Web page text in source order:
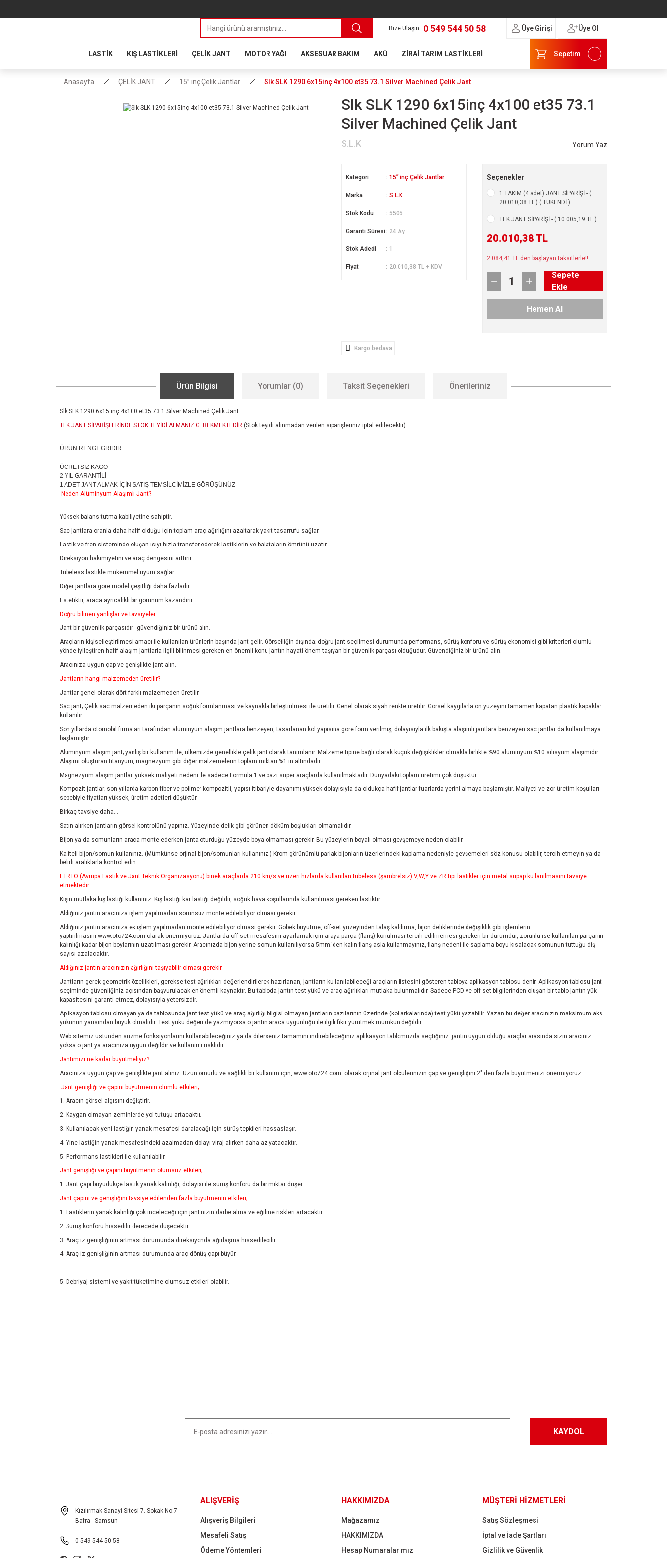
Bize Ulaşın 0 549 544 50 58 Üye Girişi Üye Ol
LASTİK KIŞ LASTİKLERİ ÇELİK JANT MOTOR YAĞI AKSESUAR BAKIM AKÜ ZİRAİ TARIM LASTİKLERİ Sepetim
Anasayfa ÇELİK JANT 15” inç Çelik Jantlar Slk SLK 1290 6x15inç 4x100 et35 73.1 Silver Machined Çelik Jant
Slk SLK 1290 6x15inç 4x100 et35 73.1
Silver Machined Çelik Jant
S.L.K Yorum Yaz
Kategori 15” inç Çelik Jantlar
Marka S.L.K
Stok Kodu 5505
Garanti Süresi 24 Ay
Stok Adedi 1
Fiyat 20.010,38 TL + KDV
Seçenekler
1 TAKIM (4 adet) JANT SİPARİŞİ - (
20.010,38 TL ) ( TÜKENDİ )
TEK JANT SİPARİŞİ - ( 10.005,19 TL )
20.010,38 TL
2.084,41 TL den başlayan taksitlerle!!
Sepete
Ekle
Hemen Al
Kargo bedava
Ürün Bilgisi Yorumlar (0) Taksit Seçenekleri Önerileriniz
Slk SLK 1290 6x15 inç 4x100 et35 73.1 Silver Machined Çelik Jant
TEK JANT SİPARİŞLERİNDE STOK TEYİDİ ALMANIZ GEREKMEKTEDİR.(Stok teyidi alınmadan verilen siparişleriniz iptal edilecektir)
ÜRÜN RENGİ GRİDİR.
ÜCRETSİZ KAGO
2 YIL GARANTİLİ
1 ADET JANT ALMAK İÇİN SATIŞ TEMSİLCİMİZLE GÖRÜŞÜNÜZ
Neden Alüminyum Alaşımlı Jant?
Yüksek balans tutma kabiliyetine sahiptir.
Sac jantlara oranla daha hafif olduğu için toplam araç ağırlığını azaltarak yakıt tasarrufu sağlar.
Lastik ve fren sisteminde oluşan ısıyı hızla transfer ederek lastiklerin ve balataların ömrünü uzatır.
Direksiyon hakimiyetini ve araç dengesini arttırır.
Tubeless lastikle mükemmel uyum sağlar.
Diğer jantlara göre model çeşitliği daha fazladır.
Estetiktir, araca ayrıcalıklı bir görünüm kazandırır.
Doğru bilinen yanlışlar ve tavsiyeler
Jant bir güvenlik parçasıdır, güvendiğiniz bir ürünü alın.
Araçların kişiselleştirilmesi amacı ile kullanılan ürünlerin başında jant gelir. Görselliğin dışında; doğru jant seçilmesi durumunda performans, sürüş konforu ve sürüş ekonomisi gibi kriterleri olumlu
yönde iyileştiren hafif alaşım jantlarla ilgili bilinmesi gereken en önemli konu jantın hayati önem taşıyan bir güvenlik parçası olduğudur. Güvendiğiniz bir ürünü alın.
Aracınıza uygun çap ve genişlikte jant alın.
Jantların hangi malzemeden üretilir?
Jantlar genel olarak dört farklı malzemeden üretilir.
Sac jant; Çelik sac malzemeden iki parçanın soğuk formlanması ve kaynakla birleştirilmesi ile üretilir. Genel olarak siyah renkte üretilir. Görsel kaygılarla ön yüzeyini tamamen kapatan plastik kapaklar
kullanılır.
Son yıllarda otomobil firmaları tarafından alüminyum alaşım jantlara benzeyen, tasarlanan kol yapısına göre form verilmiş, dolayısıyla ilk bakışta alaşımlı jantlara benzeyen sac jantlar da kullanılmaya
başlamıştır.
Alüminyum alaşım jant; yanlış bir kullanım ile, ülkemizde genellikle çelik jant olarak tanımlanır. Malzeme tipine bağlı olarak küçük değişiklikler olmakla birlikte %90 alüminyum %10 silisyum alaşımıdır.
Alaşımı oluşturan titanyum, magnezyum gibi diğer malzemelerin toplam miktarı %1 in altındadır.
Magnezyum alaşım jantlar; yüksek maliyeti nedeni ile sadece Formula 1 ve bazı süper araçlarda kullanılmaktadır. Dünyadaki toplam üretimi çok düşüktür.
Kompozit jantlar; son yıllarda karbon fiber ve polimer kompozitli, yapısı itibariyle dayanımı yüksek dolayısıyla da oldukça hafif jantlar fuarlarda yerini almaya başlamıştır. Maliyeti ve zor üretim koşulları
sebebiyle fiyatları yüksek, üretim adetleri düşüktür.
Birkaç tavsiye daha...
Satın alırken jantların görsel kontrolünü yapınız. Yüzeyinde delik gibi görünen döküm boşlukları olmamalıdır.
Bijon ya da somunların araca monte ederken janta oturduğu yüzeyde boya olmaması gerekir. Bu yüzeylerin boyalı olması gevşemeye neden olabilir.
Kaliteli bijon/somun kullanınız. (Mümkünse orjinal bijon/somunları kullanınız.) Krom görünümlü parlak bijonların üzerlerindeki kaplama nedeniyle gevşemeleri söz konusu olabilir, tercih etmeyin ya da
belirli aralıklarla kontrol edin.
ETRTO (Avrupa Lastik ve Jant Teknik Organizasyonu) binek araçlarda 210 km/s ve üzeri hızlarda kullanılan tubeless (şambrelsiz) V,W,Y ve ZR tipi lastikler için metal supap kullanılmasını tavsiye
etmektedir.
Kışın mutlaka kış lastiği kullanınız. Kış lastiği kar lastiği değildir, soğuk hava koşullarında kullanılması gereken lastiktir.
Aldığınız jantın aracınıza işlem yapılmadan sorunsuz monte edilebiliyor olması gerekir.
Aldığınız jantın aracınıza ek işlem yapılmadan monte edilebiliyor olması gerekir. Göbek büyütme, off-set yüzeyinden talaş kaldırma, bijon deliklerinde değişiklik gibi işlemlerin
yaptırılmasını www.oto724.com olarak önermiyoruz. Jantlarda off-set mesafesini ayarlamak için araya parça (flanş) konulması tercih edilmemesi gereken bir durumdur, zorunlu ise kullanılan parçanın
kalınlığı kadar bijon boylarının uzatılması gerekir. Aracınızda bijon yerine somun kullanılıyorsa 5mm.'den kalın flanş asla kullanmayınız, flanş nedeni ile saplama boyu kısalacak somunun tuttuğu diş
sayısı azalacaktır.
Aldığınız jantın aracınızın ağırlığını taşıyabilir olması gerekir.
Jantların gerek geometrik özellikleri, gerekse test ağırlıkları değerlendirilerek hazırlanan, jantların kullanılabileceği araçların listesini gösteren tabloya aplikasyon tablosu denir. Aplikasyon tablosu jant
seçiminde güvenliğiniz açısından başvurulacak en önemli kaynaktır. Bu tabloda jantın test yükü ve araç ağırlıkları mutlaka bulunmalıdır. Sadece PCD ve off-set bilgilerinden oluşan bir tablo jantın yük
kapasitesini garanti etmez, dolayısıyla yetersizdir.
Aplikasyon tablosu olmayan ya da tablosunda jant test yükü ve araç ağırlığı bilgisi olmayan jantların bazılarının üzerinde (kol arkalarında) test yükü yazabilir. Yazan bu değer aracınızın maksimum aks
yükünün yarısından büyük olmalıdır. Test yükü değeri de yazmıyorsa o jantın araca uygunluğu ile ilgili fikir yürütmek mümkün değildir.
Web sitemiz üstünden süzme fonksiyonlarını kullanabileceğiniz ya da dilerseniz tamamını indirebileceğiniz aplikasyon tablomuzda seçtiğiniz jantın uygun olduğu araçlar arasında sizin aracınız
yoksa o jant ya aracınıza uygun değildir ve kullanımı risklidir.
Jantımızı ne kadar büyütmeliyiz?
Aracınıza uygun çap ve genişlikte jant alınız. Uzun ömürlü ve sağlıklı bir kullanım için, www.oto724.com olarak orjinal jant ölçülerinizin çap ve genişliğini 2" den fazla büyütmenizi önermiyoruz.
Jant genişliği ve çapını büyütmenin olumlu etkileri;
1. Aracın görsel algısını değiştirir.
2. Kaygan olmayan zeminlerde yol tutuşu artacaktır.
3. Kullanılacak yeni lastiğin yanak mesafesi daralacağı için sürüş tepkileri hassaslaşır.
4. Yine lastiğin yanak mesafesindeki azalmadan dolayı viraj alırken daha az yatacaktır.
5. Performans lastikleri ile kullanılabilir.
Jant genişliği ve çapını büyütmenin olumsuz etkileri;
1. Jant çapı büyüdükçe lastik yanak kalınlığı, dolayısı ile sürüş konforu da bir miktar düşer.
Jant çapını ve genişliğini tavsiye edilenden fazla büyütmenin etkileri;
1. Lastiklerin yanak kalınlığı çok inceleceği için jantınızın darbe alma ve eğilme riskleri artacaktır.
2. Sürüş konforu hissedilir derecede düşecektir.
3. Araç iz genişliğinin artması durumunda direksiyonda ağırlaşma hissedilebilir.
4. Araç iz genişliğinin artması durumunda araç dönüş çapı büyür.
5. Debriyaj sistemi ve yakıt tüketimine olumsuz etkileri olabilir.
KAYDOL
Kızılırmak Sanayi Sitesi 7. Sokak No:7
Bafra - Samsun
0 549 544 50 58
ALIŞVERİŞ
Alışveriş Bilgileri
Mesafeli Satış
Ödeme Yöntemleri
HAKKIMIZDA
Mağazamız
HAKKIMIZDA
Hesap Numaralarımız
MÜŞTERİ HİZMETLERİ
Satış Sözleşmesi
İptal ve İade Şartları
Gizlilik ve Güvenlik